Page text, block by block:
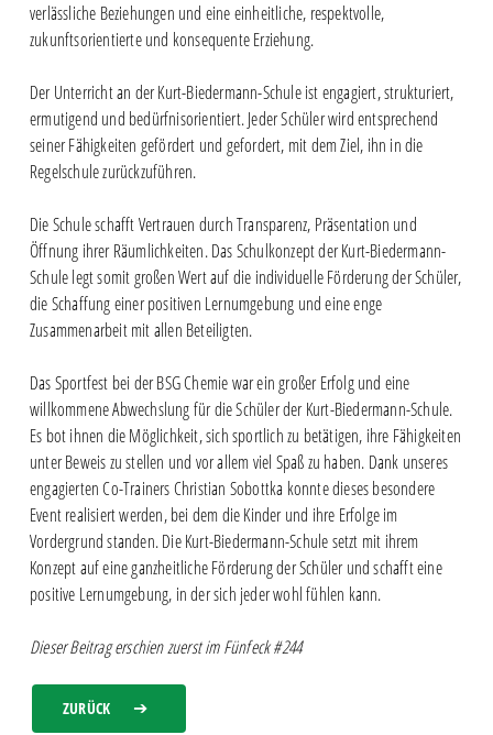
verlässliche Beziehungen und eine einheitliche, respektvolle,
zukunftsorientierte und konsequente Erziehung.
Der Unterricht an der Kurt-Biedermann-Schule ist engagiert, strukturiert,
ermutigend und bedürfnisorientiert. Jeder Schüler wird entsprechend
seiner Fähigkeiten gefördert und gefordert, mit dem Ziel, ihn in die
Regelschule zurückzuführen.
Die Schule schafft Vertrauen durch Transparenz, Präsentation und
Öffnung ihrer Räumlichkeiten. Das Schulkonzept der Kurt-Biedermann-
Schule legt somit großen Wert auf die individuelle Förderung der Schüler,
die Schaffung einer positiven Lernumgebung und eine enge
Zusammenarbeit mit allen Beteiligten.
Das Sportfest bei der BSG Chemie war ein großer Erfolg und eine
willkommene Abwechslung für die Schüler der Kurt-Biedermann-Schule.
Es bot ihnen die Möglichkeit, sich sportlich zu betätigen, ihre Fähigkeiten
unter Beweis zu stellen und vor allem viel Spaß zu haben. Dank unseres
engagierten Co-Trainers Christian Sobottka konnte dieses besondere
Event realisiert werden, bei dem die Kinder und ihre Erfolge im
Vordergrund standen. Die Kurt-Biedermann-Schule setzt mit ihrem
Konzept auf eine ganzheitliche Förderung der Schüler und schafft eine
positive Lernumgebung, in der sich jeder wohl fühlen kann.
Dieser Beitrag erschien zuerst im Fünfeck #244
ZURÜCK